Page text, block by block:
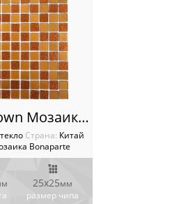
Mosaic
Декора
Shine Brown Мозаика Bonaparte
Cтрана: Китай
Bonaparte
25х25мм
размер чипа